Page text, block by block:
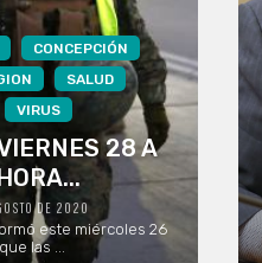
CONCEPCIÓN
SALUD
VIRUS
28 A
DE 2020
este miércoles 26
las ...